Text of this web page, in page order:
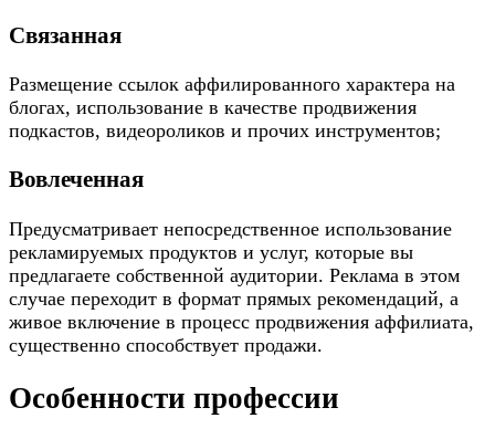
Связанная
Размещение ссылок аффилированного характера на
блогах, использование в качестве продвижения
подкастов, видеороликов и прочих инструментов;
Вовлеченная
Предусматривает непосредственное использование
рекламируемых продуктов и услуг, которые вы
предлагаете собственной аудитории. Реклама в этом
случае переходит в формат прямых рекомендаций, а
живое включение в процесс продвижения аффилиата,
существенно способствует продажи.
Особенности профессии